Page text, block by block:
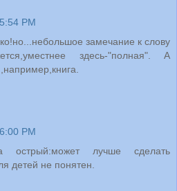
PM
замечание к слову
здесь-"полная". А
PM
острый:может лучше сделать
детей не понятен.